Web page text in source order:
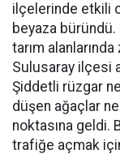
ilçelerinde etkili
beyaza
tarım
Sulusaray ilçesi
Şiddetli rüzgar
düşen ağaçlar
noktasına geldi.
trafiğe açmak